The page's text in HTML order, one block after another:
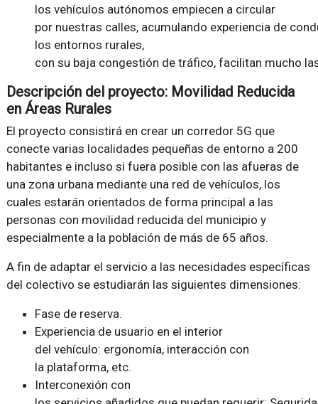
los vehículos autónomos empiecen a circular
por nuestras calles, acumulando experiencia de
los entornos rurales,
con su baja congestión de tráfico, facilitan mucho
Descripción del proyecto: Movilidad Reducida
en Áreas Rurales
El proyecto consistirá en crear un corredor 5G que
conecte varias localidades pequeñas de entorno a 200
habitantes e incluso si fuera posible con las afueras de
una zona urbana mediante una red de vehículos, los
cuales estarán orientados de forma principal a las
personas con movilidad reducida del municipio y
especialmente a la población de más de 65 años.
A fin de adaptar el servicio a las necesidades específicas
del colectivo se estudiarán las siguientes dimensiones:
Fase de reserva.
Experiencia de usuario en el interior
del vehículo: ergonomía, interacción con
la plataforma, etc.
Interconexión con